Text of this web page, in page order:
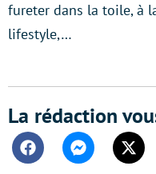
fureter dans la toile, à
lifestyle,…
La rédaction
FacebookMessenger